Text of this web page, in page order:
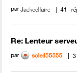
parJackcellaire 41
Re: Lenteur
par soleil55555 3